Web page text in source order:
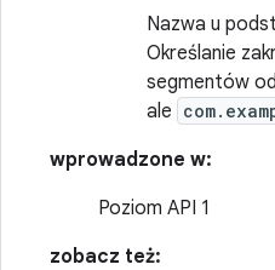
Nazwa u
Określanie
segmentów
ale
wprowadzone w:
Poziom API 1
zobacz też: